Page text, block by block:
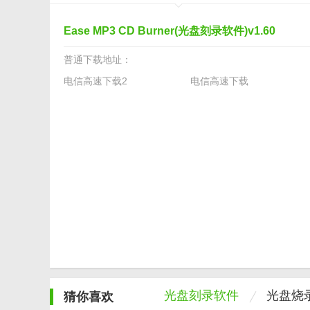
Ease MP3 CD Burner(光盘刻录软件)v1.60
普通下载地址：
电信高速下载2
电信高速下载
猜你喜欢 光盘刻录软件 光盘烧